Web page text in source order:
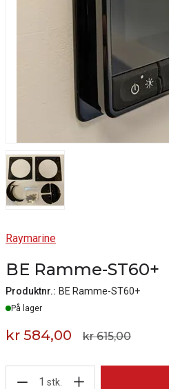
Raymarine
BE Ramme-ST60+
Produktnr.: BE Ramme-ST60+
Lager
På lager
kr 584,00 kr 615,00
1 stk.